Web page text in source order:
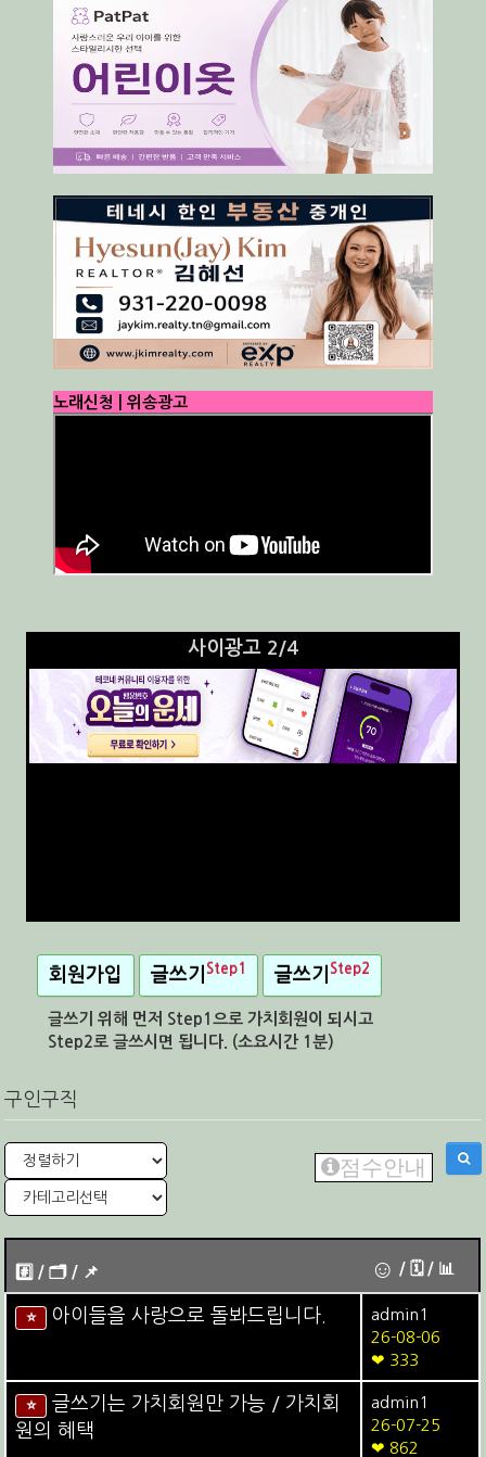
노래신청 | 위송광고
사이광고 3/4
회원가입 글쓰기 Step1 글쓰기 Step2
글쓰기 위해 먼저 Step1으로 가치회원이 되시고
Step2로 글쓰시면 됩니다. (소요시간 1분)
구인구직
점수안내
#️⃣ / 🗂️️️ / 📌️ ☺ / 🗓︎ / 📊
⭐ 아이들을 사랑으로 돌봐드립니다.
admin1
26-08-06
❤ 333
⭐
글쓰기는 가치회원만 가능 / 가치회
원의 혜택
admin1
26-07-25
❤ 862